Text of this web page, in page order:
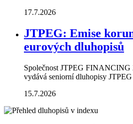
17.7.2026
JTPEG: Emise
eurových dluhopisů
Společnost JTPEG FINANCING
vydává seniorní dluhopisy
15.7.2026